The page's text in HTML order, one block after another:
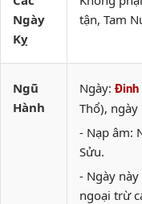
Ngày
Kỵ
tận, Tam
Ngũ
Hành
Ngày:Đinh
Thổ), ngày
- Nạp âm:
Sửu.
- Ngày
ngoại trừ